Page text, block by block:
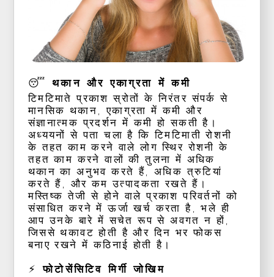
😴 थकान और एकाग्रता में कमी
टिमटिमाते प्रकाश स्रोतों के निरंतर संपर्क से
मानसिक थकान, एकाग्रता में कमी और
संज्ञानात्मक प्रदर्शन में कमी हो सकती है।
अध्ययनों से पता चला है कि टिमटिमाती रोशनी
के तहत काम करने वाले लोग स्थिर रोशनी के
तहत काम करने वालों की तुलना में अधिक
थकान का अनुभव करते हैं, अधिक त्रुटियां
करते हैं, और कम उत्पादकता रखते हैं।
मस्तिष्क तेजी से होने वाले प्रकाश परिवर्तनों को
संसाधित करने में ऊर्जा खर्च करता है, भले ही
आप उनके बारे में सचेत रूप से अवगत न हों,
जिससे थकावट होती है और दिन भर फोकस
बनाए रखने में कठिनाई होती है।
⚡ फोटोसेंसिटिव मिर्गी जोखिम